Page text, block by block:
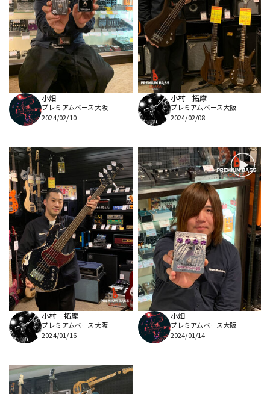
小畑
プレミアムベース大阪
2024/02/10
小村 拓摩
プレミアムベース大阪
2024/02/08
小村 拓摩
プレミアムベース大阪
2024/01/16
小畑
プレミアムベース大阪
2024/01/14